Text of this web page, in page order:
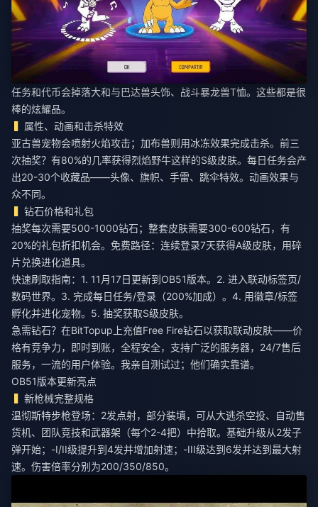
任务和代币会掉落大和与巴达兽头饰、战斗暴龙兽T恤。这些都是很
棒的炫耀品。
属性、动画和击杀特效
亚古兽宠物会喷射火焰攻击；加布兽则用冰冻效果完成击杀。前三
次抽奖？有80%的几率获得烈焰野牛这样的S级皮肤。每日任务会产
出20-30个收藏品——头像、旗帜、手雷、跳伞特效。动画效果与
众不同。
钻石价格和礼包
抽奖每次需要500-1000钻石；整套皮肤需要300-600钻石，有
20%的礼包折扣机会。免费路径：连续登录7天获得A级皮肤，用碎
片兑换进化道具。
快速刷取指南：1. 11月17日更新到OB51版本。2. 进入联动标签页/
数码世界。3. 完成每日任务/登录（200%加成）。4. 用徽章/标签
孵化并进化宠物。5. 抽奖获取S级皮肤。
急需钻石？在BitTopup上充值Free Fire钻石以获取联动皮肤——价
格有竞争力，即时到账，全程安全，支持广泛的服务器，24/7售后
服务，一流的用户体验。我亲自测试过；他们确实靠谱。
OB51版本更新亮点
新枪械完整规格
温彻斯特步枪登场：2发点射，部分装填，可从大逃杀空投、自动售
货机、团队竞技和武器架（每个2-4把）中拾取。基础升级从2发子
弹开始；-I/II级提升到4发并增加射速；-III级达到6发并达到最大射
速。伤害倍率分别为200/350/850。